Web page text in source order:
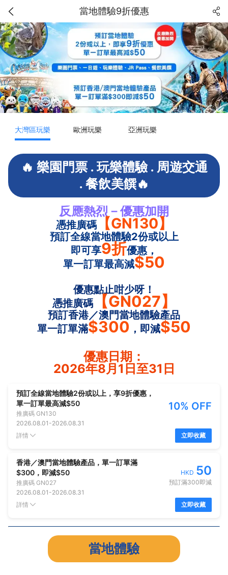
當地體驗9折優惠
大灣區玩樂 歐洲玩樂 亞洲玩樂
🔥 樂園門票 . 玩樂體驗 . 周遊交通
. 餐飲美饌🔥
反應熱烈－優惠加開
憑推廣碼【GN130】
預訂全線當地體驗2份或以上
即可享9折優惠，
單一訂單最高減$50
優惠點止咁少呀！
憑推廣碼【GN027】
預訂香港／澳門當地體驗產品
單一訂單滿$300 ，即減$50
優惠日期：
2026年8月1日至31日
預訂全線當地體驗2份或以上，享9折優惠，
單一訂單最高減$50
推廣碼 GN130
2026.08.01 -2026.08.31
10% OFF
詳情 立即收藏
香港／澳門當地體驗產品，單一訂單滿
$300，即減$50
推廣碼 GN027
2026.08.01 -2026.08.31
HKD 50
預訂滿300即減
詳情 立即收藏
當地體驗